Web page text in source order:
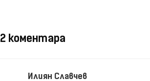
2 коментара
Илиян Славчев